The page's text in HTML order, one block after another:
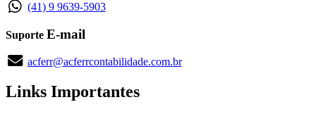
(41) 9 9639-5903
Suporte E-mail
acferr@acferrcontabilidade.com.br
Links Importantes